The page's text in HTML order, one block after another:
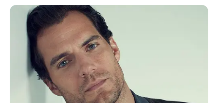
para la edición de este 2024 de Miss Universo, sin
embargo, la Comunicadora Social y Administradora de
Empresas no sobrevivió mucho tiempo en competencia y
' por su ausencia, pues no alcanzo a
quedar seleccionada entre las 16 favoritas para competir
en la gala de este domingo.
En la preliminar del certamen,a Miss Bogotá le
preguntaron sobre su novioy cómo mantiene su relación,